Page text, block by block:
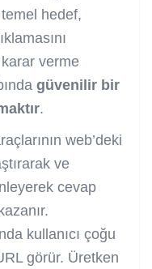
hedef,
karar verme
güvenilir bir
.
web’deki
ve
cevap
kullanıcı çoğu
görür. Üretken